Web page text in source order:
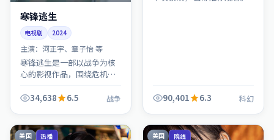
寒锋逃生
电视剧 2024
主演： 河正宇、章子怡 等
寒锋逃生是一部以战争为核
心的影视作品，围绕危机、
节奏紧凑，值得推荐观看。
34,638 6.5 战争 90,401 6.3 科幻
美国 热播 美国 院线